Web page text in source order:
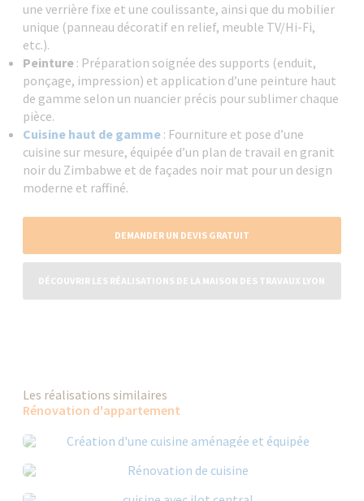
une verrière fixe et une coulissante, ainsi que du mobilier
unique (panneau décoratif en relief, meuble TV/Hi-Fi,
etc.).
Peinture : Préparation soignée des supports (enduit,
ponçage, impression) et application d’une peinture haut
de gamme selon un nuancier précis pour sublimer chaque
pièce.
Cuisine haut de gamme : Fourniture et pose d’une
cuisine sur mesure, équipée d’un plan de travail en granit
noir du Zimbabwe et de façades noir mat pour un design
moderne et raffiné.
DEMANDER UN DEVIS GRATUIT
DÉCOUVRIR LES RÉALISATIONS DE LA MAISON DES TRAVAUX LYON
Les réalisations similaires
Rénovation d'appartement